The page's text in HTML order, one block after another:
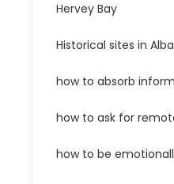
Hervey Bay
Historical sites in
how to absorb
how to ask for
how to be